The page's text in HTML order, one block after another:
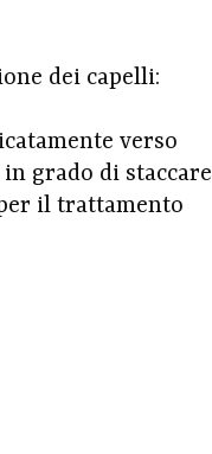
dei capelli:
verso
grado di staccare
il trattamento